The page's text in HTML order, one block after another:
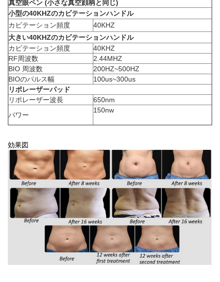
真空眼ペン (小さな真空顔柄と同じ)
小型の40KHZのカビテーションハンドル
カビテーション頻度
40KHZ
大きい40KHZのカビテーションハンドル
カビテーション頻度
40KHZ
RF周波数
2.44MHZ
BIO 周波数
200HZ~500HZ
BIOのパルス幅
100us~300us
リポレーザーパッド
リポレーザー波長
650nm
パワー
150nw
効果図